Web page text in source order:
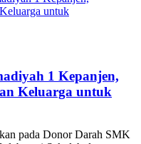
1 Kepanjen,
Keluarga untuk
pada Donor Darah SMK